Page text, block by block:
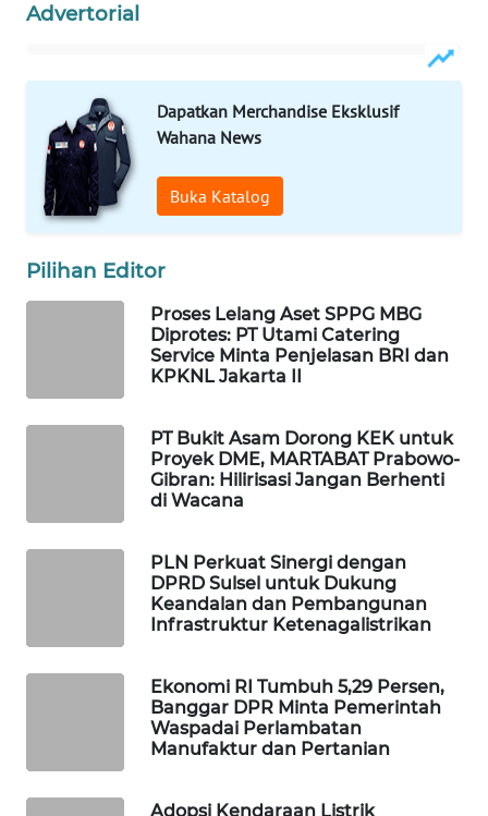
Advertorial
Dapatkan Merchandise Eksklusif
Wahana News
Buka Katalog
Pilihan Editor
Proses Lelang Aset SPPG MBG
Diprotes: PT Utami Catering
Service Minta Penjelasan BRI dan
KPKNL Jakarta II
PT Bukit Asam Dorong KEK untuk
Proyek DME, MARTABAT Prabowo-
Gibran: Hilirisasi Jangan Berhenti
di Wacana
PLN Perkuat Sinergi dengan
DPRD Sulsel untuk Dukung
Keandalan dan Pembangunan
Infrastruktur Ketenagalistrikan
Ekonomi RI Tumbuh 5,29 Persen,
Banggar DPR Minta Pemerintah
Waspadai Perlambatan
Manufaktur dan Pertanian
Adopsi Kendaraan Listrik
WAHANANEWS
ID
WAHANANEWS
CO ID
WAHANANEWS
NET
WAHANA